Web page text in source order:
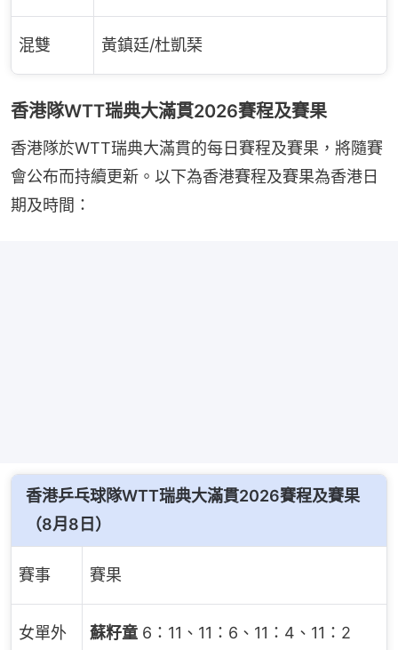
混雙 黃鎮廷/杜凱琹
香港隊WTT瑞典大滿貫2026賽程及賽果
香港隊於WTT瑞典大滿貫的每日賽程及賽果，將隨賽
會公布而持續更新。以下為香港賽程及賽果為香港日
期及時間：
香港乒乓球隊WTT瑞典大滿貫2026賽程及賽果
（8月8日）
賽事 賽果
女單外
蘇籽童 6：11、11：6、11：4、11：2